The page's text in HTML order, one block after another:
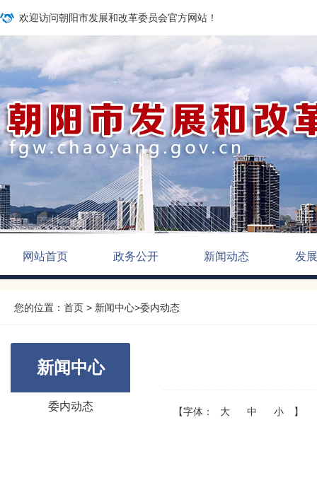
欢迎访问朝阳市发展和改革委员会官方网站！
网站首页 政务公开 新闻动态 发
您的位置： 首页 > 新闻中心>委内动态
新闻中心
委内动态 【字体： 大 中 小 】